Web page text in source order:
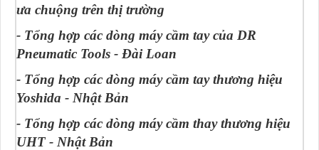
ưa chuộng trên thị trường
- Tổng hợp các dòng máy cầm tay của DR
Pneumatic Tools - Đài Loan
- Tổng hợp các dòng máy cầm tay thương hiệu
Yoshida - Nhật Bản
- Tổng hợp các dòng máy cầm thay thương hiệu
UHT - Nhật Bản